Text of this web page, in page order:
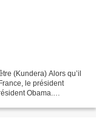
(Kundera) Alors qu’il
le président
Obama.